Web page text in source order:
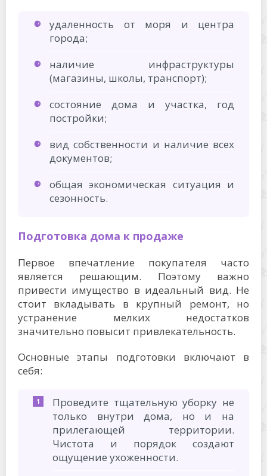
удаленность от моря и центра
города;
наличие инфраструктуры
(магазины, школы, транспорт);
состояние дома и участка, год
постройки;
вид собственности и наличие всех
документов;
общая экономическая ситуация и
сезонность.
Подготовка дома к продаже
Первое впечатление покупателя часто
является решающим. Поэтому важно
привести имущество в идеальный вид. Не
стоит вкладывать в крупный ремонт, но
устранение мелких недостатков
значительно повысит привлекательность.
Основные этапы подготовки включают в
себя:
Проведите тщательную уборку не
только внутри дома, но и на
прилегающей территории.
Чистота и порядок создают
ощущение ухоженности.